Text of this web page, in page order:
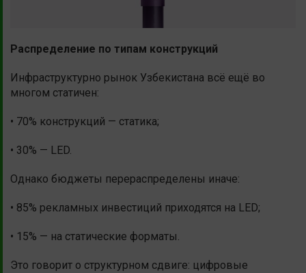
Распределение по типам конструкций
Инфраструктурно рынок Узбекистана всё ещё во
многом статичен:
• 70% конструкций — статика;
• 30% — LED.
Однако бюджеты перераспределены иначе:
• 85% рекламных инвестиций приходятся на LED;
• 15% — на статические форматы.
Это говорит о структурном сдвиге: цифровые